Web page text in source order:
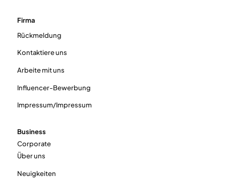
Firma
Rückmeldung
Kontaktiere uns
Arbeite mit uns
Influencer-Bewerbung
Impressum/Impressum
Business
Corporate
Über uns
Neuigkeiten